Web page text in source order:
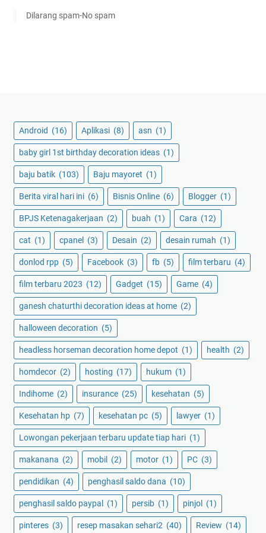
Dilarang spam-No spam
Android (16) Aplikasi (8) asn (1)
baby girl 1st birthday decoration ideas (1)
baju batik (103) Baju mayoret (1)
Berita viral hari ini (6) Bisnis Online (6) Blogger (1)
BPJS Ketenagakerjaan (2) buah (1) Cara (12)
cat (1) cpanel (3) Desain (2) desain rumah (1)
donlod rpp (5) Facebook (3) fb (5) film terbaru (4)
film terbaru 2023 (12) Gadget (15) Game (4)
ganesh chaturthi decoration ideas at home (2)
halloween decoration (5)
headless horseman decoration home depot (1) health (2)
homdecor (2) hosting (17) hukum (1)
Indihome (2) insurance (25) kesehatan (5)
Kesehatan hp (7) kesehatan pc (5) lawyer (1)
Lowongan pekerjaan terbaru update tiap hari (1)
makanana (2) mobil (2) motor (1) PC (3)
pendidikan (4) penghasil saldo dana (10)
penghasil saldo paypal (1) persib (1) pinjol (1)
pinteres (3) resep masakan sehari2 (40) Review (14)